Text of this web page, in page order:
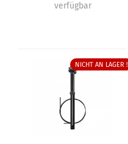
verfügbar
NICHT AN LAGER !